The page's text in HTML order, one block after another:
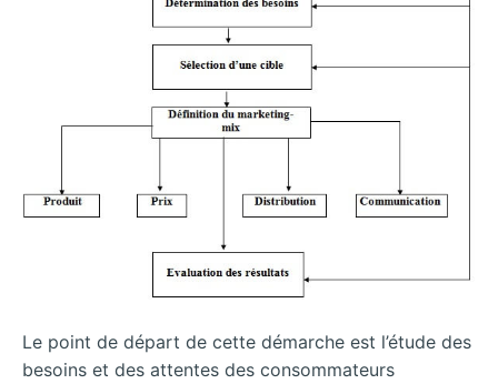
Le point de départ de cette démarche est l’étude des
besoins et des attentes des consommateurs